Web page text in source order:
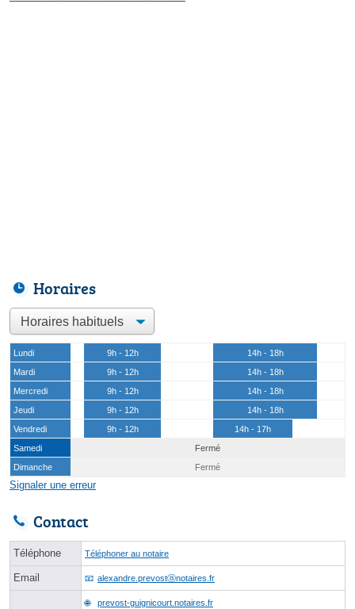
Horaires
Lundi 9h - 12h
14h - 18h
Mardi
9h - 12h
14h - 18h
Mercredi
9h - 12h
14h - 18h
Jeudi
9h - 12h
14h - 18h
Vendredi
9h - 12h
14h - 17h
Samedi
Fermé
Dimanche
Fermé
Signaler une erreur
Contact
Téléphone Téléphoner au notaire
Email alexandre.prevostⓐnotaires.fr
prevost-guignicourt.notaires.fr